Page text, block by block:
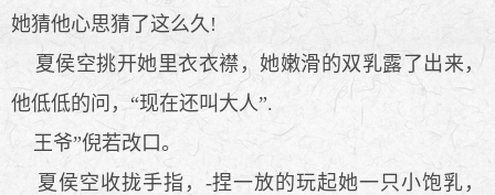
她猜他心思猜了这么久!
夏侯空挑开她里衣衣襟，她嫩滑的双乳露了出来，
他低低的问，“现在还叫大人”.
王爷”倪若改口。
夏侯空收拢手指，-捏一放的玩起她一只小饱乳，